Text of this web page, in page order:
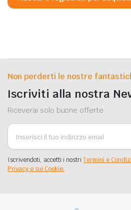
Non perderti le nostre
Iscriviti alla nostra
Riceverai solo buone offerte
Iscrivendoti, accetti i nostriTermini e
Privacy e sui Cookie.